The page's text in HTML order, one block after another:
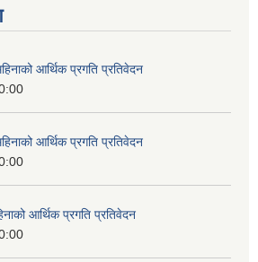
आर्थिक प्रगति प्रतिवेदन
आर्थिक प्रगति प्रतिवेदन
आर्थिक प्रगति प्रतिवेदन